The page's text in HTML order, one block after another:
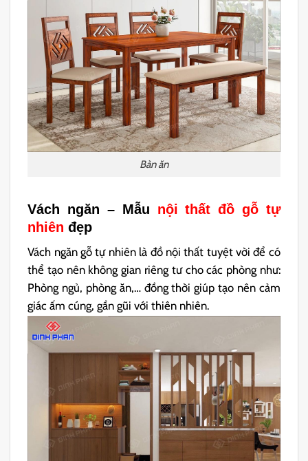
Bàn ăn
Vách ngăn – Mẫu nội thất đồ gỗ tự
nhiên đẹp
Vách ngăn gỗ tự nhiên là đồ nội thất tuyệt vời để có
thể tạo nên không gian riêng tư cho các phòng như:
Phòng ngủ, phòng ăn,… đồng thời giúp tạo nên cảm
giác ấm cúng, gần gũi với thiên nhiên.